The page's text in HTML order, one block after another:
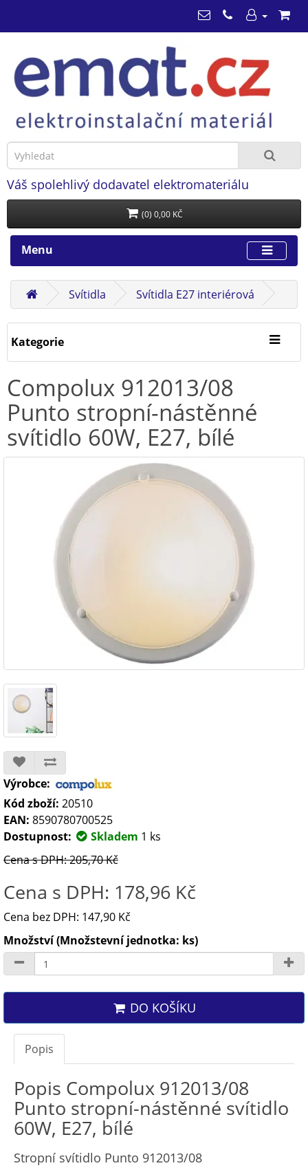
Váš spolehlivý dodavatel elektromateriálu
(0) 0,00 KČ
Menu
Svítidla Svítidla E27 interiérová
Kategorie
Compolux 912013/08
Punto stropní-nástěnné
svítidlo 60W, E27, bílé
Výrobce:
Kód zboží: 20510
EAN: 8590780700525
Dostupnost:
Skladem 1 ks
Cena s DPH: 205,70 Kč
Cena s DPH: 178,96 Kč
Cena bez DPH: 147,90 Kč
Množství (Množstevní jednotka: ks)
DO KOŠÍKU
Popis
Popis Compolux 912013/08
Punto stropní-nástěnné svítidlo
60W, E27, bílé
Stropní svítidlo Punto 912013/08